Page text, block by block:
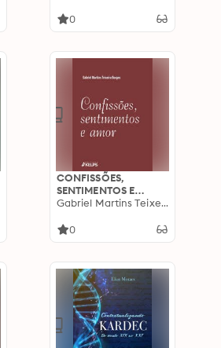
0
CONFISSÕES,
SENTIMENTOS E
AMOR
Gabriel Martins Teixeira Borges
0